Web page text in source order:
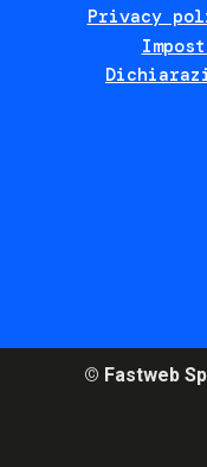
Privacy
© Fastweb